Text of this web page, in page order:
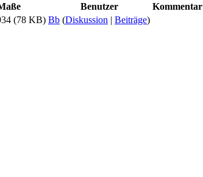
Benutzer
Kommentar
(78 KB) Bb (Diskussion | Beiträge)